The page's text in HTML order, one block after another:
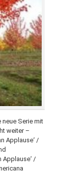
neue Serie mit
weiter –
Applause‘ /
Applause‘ /